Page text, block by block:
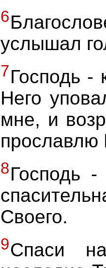
6
услышал
7Господь -
Него
мне, и
прославлю
8Господь
Своего.
9Спаси